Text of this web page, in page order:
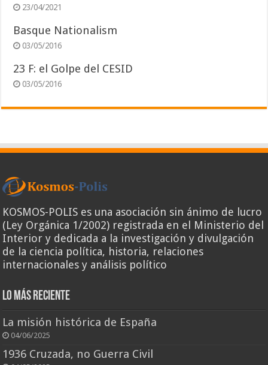
23/04/2021
Basque Nationalism
03/05/2016
23 F: el Golpe del CESID
03/05/2016
KOSMOS-POLIS es una asociación sin ánimo de lucro
(Ley Orgánica 1/2002) registrada en el Ministerio del
Interior y dedicada a la investigación y divulgación
de la ciencia política, historia, relaciones
internacionales y análisis político
Lo más reciente
La misión histórica de España
04/06/2025
1936 Cruzada, no Guerra Civil